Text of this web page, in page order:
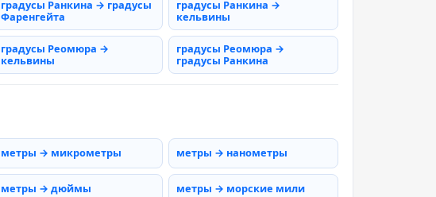
градусы Ранкина → градусы
Фаренгейта
градусы Ранкина →
кельвины
градусы Реомюра →
кельвины
градусы Реомюра →
градусы Ранкина
метры → микрометры метры → нанометры
метры → дюймы метры → морские мили